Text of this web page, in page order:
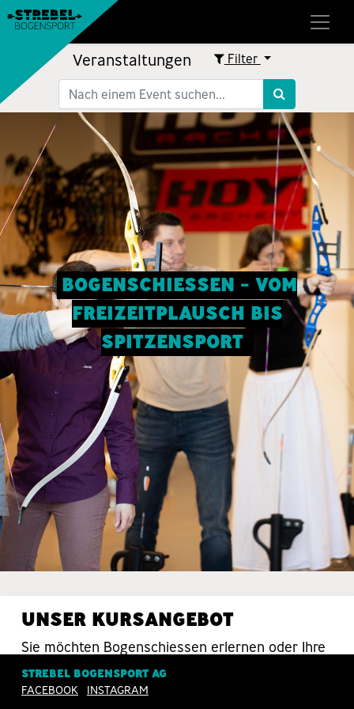
Veranstaltungen Filter
BOGENSCHIESSEN - VOM
FREIZEITPLAUSCH BIS
SPITZENSPORT
UNSER KURSANGEBOT
Sie möchten Bogenschiessen erlernen oder Ihre
Schiesstechnik verbessern? Da sind Sie bei uns
in guten Händen.
STREBEL BOGENSPORT AG
FACEBOOK
INSTAGRAM